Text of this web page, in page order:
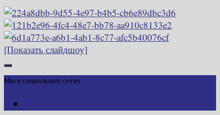
[Показать слайдшоу]
Мы в социальных сетях